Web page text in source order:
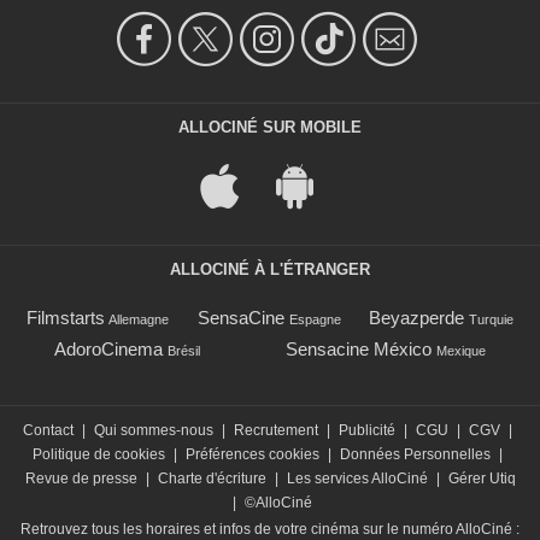
ALLOCINÉ SUR MOBILE
ALLOCINÉ À L'ÉTRANGER
Filmstarts Allemagne SensaCine Espagne Beyazperde Turquie
AdoroCinema Brésil Sensacine México Mexique
Contact Qui sommes-nous Recrutement Publicité CGU CGV
Politique de cookies
Préférences cookies Données Personnelles
Revue de presse
Charte d'écriture Les services AlloCiné
Gérer Utiq
©AlloCiné
Retrouvez tous les horaires et infos de votre cinéma sur le numéro AlloCiné :